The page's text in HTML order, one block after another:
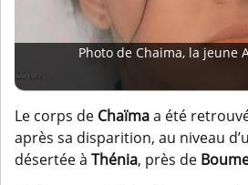
Photo de Chaima, la jeune
Le corps de Chaïmaa été
après sa disparition, au niveau
désertée à Thénia, près de